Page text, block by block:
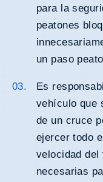
para la
peatones
un paso
Es
vehículo que
de un cruce
ejercer todo
velocidad del
necesarias